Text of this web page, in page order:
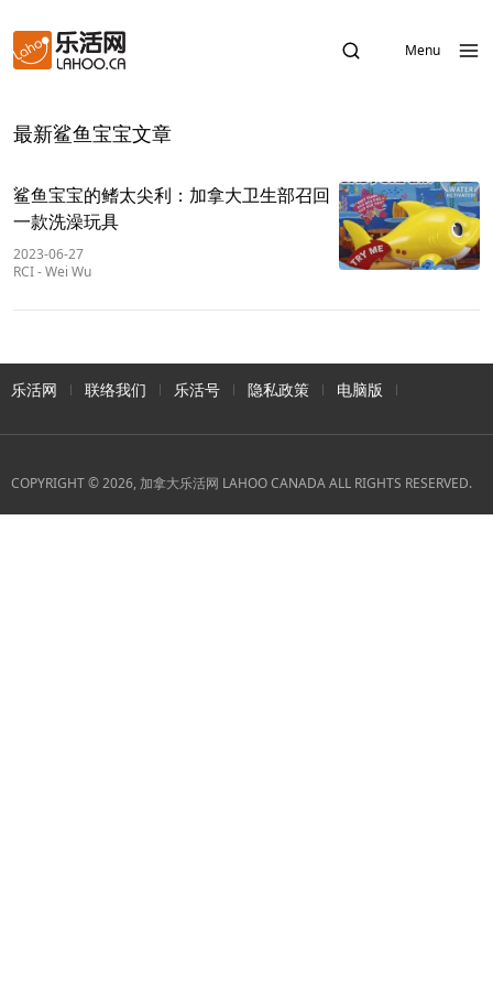
Menu
最新鲨鱼宝宝文章
鲨鱼宝宝的鳍太尖利：加拿大卫生部召回
一款洗澡玩具
2023-06-27
RCI-Wei Wu
乐活网 联络我们 乐活号 隐私政策 电脑版
COPYRIGHT © 2026, 加拿大乐活网 LAHOO CANADA ALL RIGHTS RESERVED.